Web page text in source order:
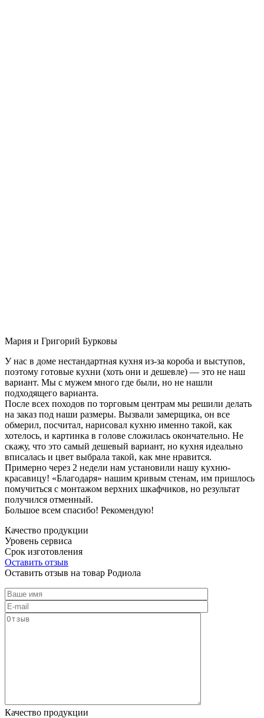
Мария и Григорий Бурковы
У нас в доме нестандартная кухня из-за короба и выступов,
поэтому готовые кухни (хоть они и дешевле) — это не наш
вариант. Мы с мужем много где были, но не нашли
подходящего варианта.
После всех походов по торговым центрам мы решили делать
на заказ под наши размеры. Вызвали замерщика, он все
обмерил, посчитал, нарисовал кухню именно такой, как
хотелось, и картинка в голове сложилась окончательно. Не
скажу, что это самый дешевый вариант, но кухня идеально
вписалась и цвет выбрала такой, как мне нравится.
Примерно через 2 недели нам установили нашу кухню-
красавицу! «Благодаря» нашим кривым стенам, им пришлось
помучиться с монтажом верхних шкафчиков, но результат
получился отменный.
Большое всем спасибо! Рекомендую!
Качество продукции
Уровень сервиса
Срок изготовления
Оставить отзыв
Оставить отзыв на товар Родиола
Качество продукции